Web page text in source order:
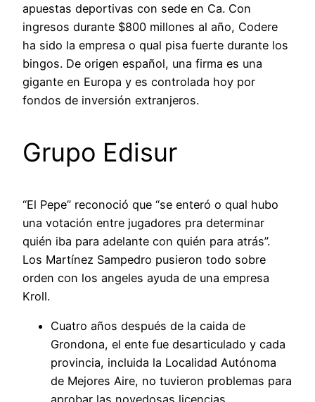
apuestas deportivas con sede en Ca. Con
ingresos durante $800 millones al año, Codere
ha sido la empresa o qual pisa fuerte durante los
bingos. De origen español, una firma es una
gigante en Europa y es controlada hoy por
fondos de inversión extranjeros.
Grupo Edisur
“El Pepe” reconoció que “se enteró o qual hubo
una votación entre jugadores pra determinar
quién iba para adelante con quién para atrás”.
Los Martínez Sampedro pusieron todo sobre
orden con los angeles ayuda de una empresa
Kroll.
Cuatro años después de la caida de
Grondona, el ente fue desarticulado y cada
provincia, incluida la Localidad Autónoma
de Mejores Aire, no tuvieron problemas para